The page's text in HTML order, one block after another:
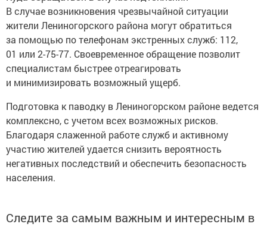
В случае возникновения чрезвычайной ситуации
жители Лениногорского района могут обратиться
за помощью по телефонам экстренных служб: 112,
01 или 2-75-77. Своевременное обращение позволит
специалистам быстрее отреагировать
и минимизировать возможный ущерб.
Подготовка к паводку в Лениногорском районе ведется
комплексно, с учетом всех возможных рисков.
Благодаря слаженной работе служб и активному
участию жителей удается снизить вероятность
негативных последствий и обеспечить безопасность
населения.
Следите за самым важным и интересным в